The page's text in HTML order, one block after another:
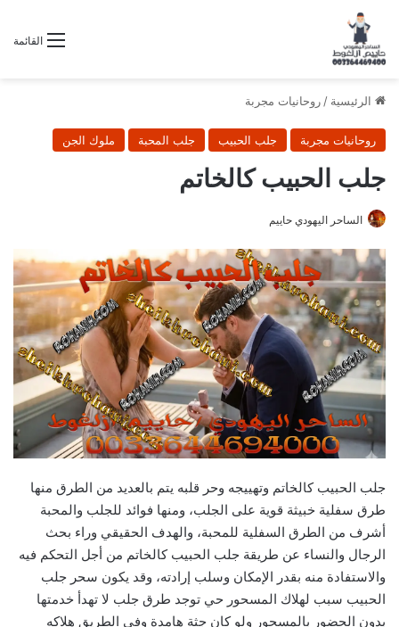
القائمة
الرئيسية / روحانيات مجربة
روحانيات مجربة جلب الحبيب جلب المحبة ملوك الجن
جلب الحبيب كالخاتم
الساحر اليهودي حاييم
جلب الحبيب كالخاتم وتهييجه وحر قلبه يتم بالعديد من الطرق منها
طرق سفلية خبيثة قوية على الجلب، ومنها فوائد للجلب والمحبة
أشرف من الطرق السفلية للمحبة، والهدف الحقيقي وراء بحث
الرجال والنساء عن طريقة جلب الحبيب كالخاتم من أجل التحكم فيه
والاستفادة منه بقدر الإمكان وسلب إرادته، وقد يكون سحر جلب
الحبيب سبب لهلاك المسحور حي توجد طرق جلب لا تهدأ خدمتها
بدون الحضور بالمسحور ولو كان جثة هامدة وفي الطريق هلاكه